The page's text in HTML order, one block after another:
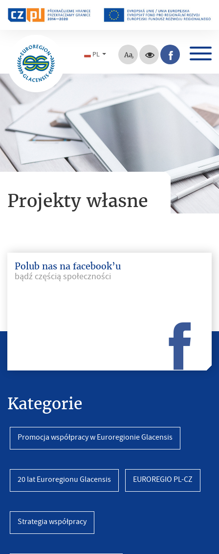
PL
Projekty własne
Polub nas na facebook’u
bądź częścią społeczności
Kategorie
Promocja współpracy w Euroregionie Glacensis
20 lat Euroregionu Glacensis EUROREGIO PL-CZ
Strategia współpracy